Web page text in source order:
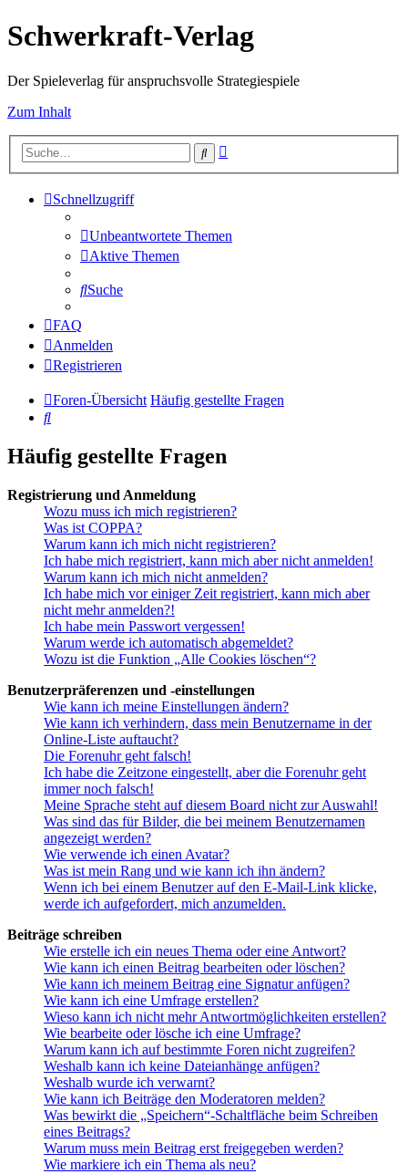
Schwerkraft-Verlag
Der Spieleverlag für anspruchsvolle Strategiespiele
Zum Inhalt
Suche
Schnellzugriff
Unbeantwortete Themen
Aktive Themen
Suche
FAQ
Anmelden
Registrieren
Foren-Übersicht Häufig gestellte Fragen
Suche
Häufig gestellte Fragen
Registrierung und Anmeldung
Wozu muss ich mich registrieren?
Was ist COPPA?
Warum kann ich mich nicht registrieren?
Ich habe mich registriert, kann mich aber nicht anmelden!
Warum kann ich mich nicht anmelden?
Ich habe mich vor einiger Zeit registriert, kann mich aber
nicht mehr anmelden?!
Ich habe mein Passwort vergessen!
Warum werde ich automatisch abgemeldet?
Wozu ist die Funktion „Alle Cookies löschen“?
Benutzerpräferenzen und -einstellungen
Wie kann ich meine Einstellungen ändern?
Wie kann ich verhindern, dass mein Benutzername in der
Online-Liste auftaucht?
Die Forenuhr geht falsch!
Ich habe die Zeitzone eingestellt, aber die Forenuhr geht
immer noch falsch!
Meine Sprache steht auf diesem Board nicht zur Auswahl!
Was sind das für Bilder, die bei meinem Benutzernamen
angezeigt werden?
Wie verwende ich einen Avatar?
Was ist mein Rang und wie kann ich ihn ändern?
Wenn ich bei einem Benutzer auf den E-Mail-Link klicke,
werde ich aufgefordert, mich anzumelden.
Beiträge schreiben
Wie erstelle ich ein neues Thema oder eine Antwort?
Wie kann ich einen Beitrag bearbeiten oder löschen?
Wie kann ich meinem Beitrag eine Signatur anfügen?
Wie kann ich eine Umfrage erstellen?
Wieso kann ich nicht mehr Antwortmöglichkeiten erstellen?
Wie bearbeite oder lösche ich eine Umfrage?
Warum kann ich auf bestimmte Foren nicht zugreifen?
Weshalb kann ich keine Dateianhänge anfügen?
Weshalb wurde ich verwarnt?
Wie kann ich Beiträge den Moderatoren melden?
Was bewirkt die „Speichern“-Schaltfläche beim Schreiben
eines Beitrags?
Warum muss mein Beitrag erst freigegeben werden?
Wie markiere ich ein Thema als neu?